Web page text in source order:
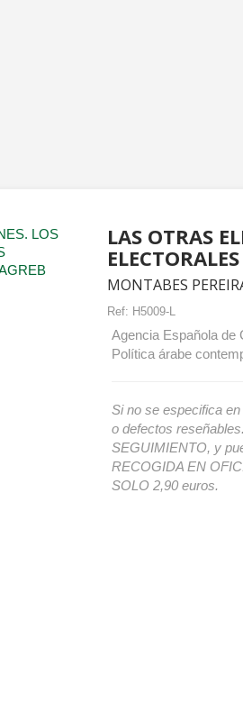
LAS OTRAS
MONTABES
Ref: H5009-L
Agencia Española de
Política árabe
Si no se especifica
o defectos
SEGUIMIENTO, y
RECOGIDA EN
SOLO 2,90 euros.